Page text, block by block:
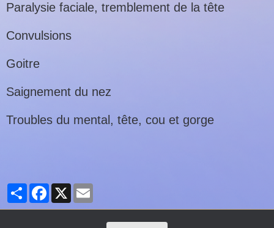
Paralysie faciale, tremblement de la tête
Convulsions
Goitre
Saignement du nez
Troubles du mental, tête, cou et gorge
PartagerFacebook
X